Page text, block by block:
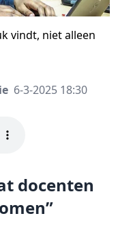
vindt, niet alleen
6-3-2025 18:30
docenten